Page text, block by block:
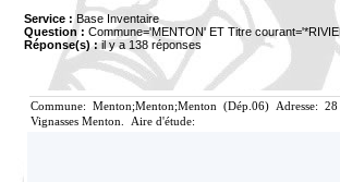
Service : Base Inventaire
Question : Commune='MENTON' ET Titre
Réponse(s) :il y a 138 réponses
Commune: Menton;Menton;Menton (Dép.06) Adresse: 28
Vignasses Menton. Aire d'étude: